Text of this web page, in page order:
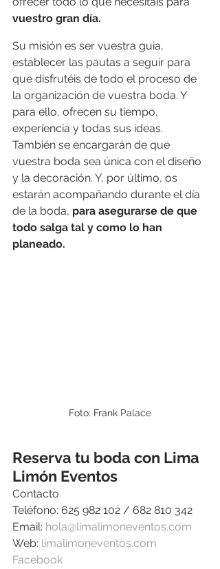
vuestro gran día.
Su misión es ser vuestra guia,
establecer las pautas a seguir para
que disfrutéis de todo el proceso de
la organización de vuestra boda. Y
para ello, ofrecen su tiempo,
experiencia y todas sus ideas.
También se encargarán de que
vuestra boda sea única con el diseño
y la decoración. Y, por último, os
estarán acompañando durante el día
de la boda, para asegurarse de que
todo salga tal y como lo han
planeado.
Foto: Frank Palace
Reserva tu boda con Lima
Limón Eventos
Contacto
Teléfono: 625 982 102 / 682 810 342
Email: hola@limalimoneventos.com
Web: limalimoneventos.com
Facebook